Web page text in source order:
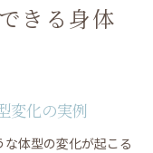
きる身体
変化の実例
体型の変化が起こる